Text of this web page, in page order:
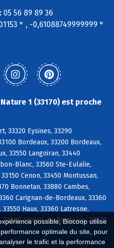
possible, Biocoop utilise
optimale du site, pour
le trafic et la performance
05 56 89 89 36
° , -0,61088749999999 °
1 (33170) est proche
33320 Eysines, 33290
Bordeaux, 33200 Bordeaux,
33550 Langoiran, 33440
Blanc, 33560 Ste-Eulalie,
Cenon, 33450 Montussan,
Bonnetan, 33880 Cambes,
Carignan-de-Bordeaux, 33360
Haux, 33360 Latresne,
33360 Lignan-de-Bordeaux, 33370